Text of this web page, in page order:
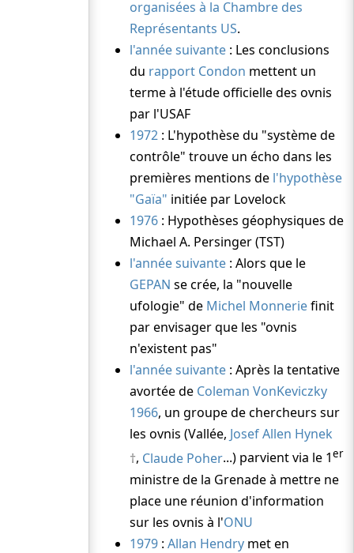
organisées à la Chambre des
Représentants US.
l'année suivante : Les conclusions
du rapport Condon mettent un
terme à l'étude officielle des ovnis
par l'USAF
1972 : L'hypothèse du "système de
contrôle" trouve un écho dans les
premières mentions de l'hypothèse
"Gaïa" initiée par Lovelock
1976 : Hypothèses géophysiques de
Michael A. Persinger(TST)
l'année suivante : Alors que le
GEPAN se crée, la "nouvelle
ufologie" de Michel Monneriefinit
par envisager que les "ovnis
n'existent pas"
l'année suivante : Après la tentative
avortée de Coleman VonKeviczky
1966, un groupe de chercheurs sur
les ovnis (Vallée, Josef Allen Hynek
, Claude Poher...) parvient via le 1er
ministre de la Grenade à mettre ne
place une réunion d'information
sur les ovnis à l'ONU
1979 :Allan Hendry met en